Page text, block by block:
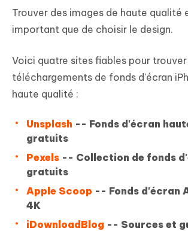
Trouver des images de haute qualité
important que de choisir le design.
Voici quatre sites fiables pour
téléchargements de fonds d'écran
haute qualité :
Unsplash -- Fonds d'écran
gratuits
Pexels -- Collection de fonds
gratuits
Apple Scoop -- Fonds d'écran
4K
iDownloadBlog -- Sources et